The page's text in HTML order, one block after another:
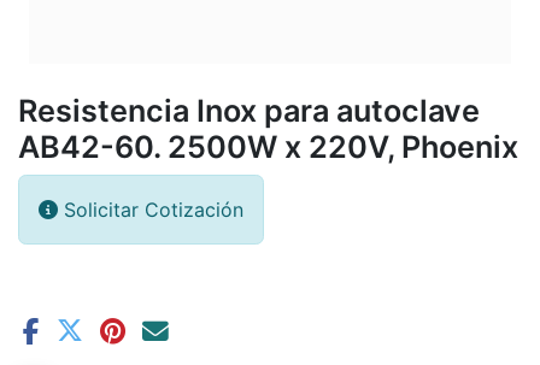
Resistencia Inox para autoclave
AB42-60. 2500W x 220V, Phoenix
Solicitar Cotización